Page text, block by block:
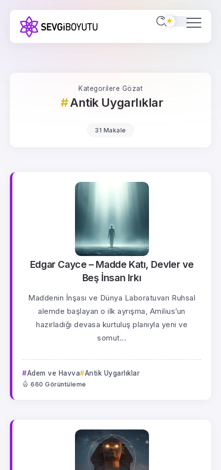
Kategorilere Gözat
Antik Uygarlıklar
31 Makale
Edgar Cayce – Madde Katı, Devler ve
Beş İnsan Irkı
Maddenin İnşası ve Dünya Laboratuvarı Ruhsal
alemde başlayan o ilk ayrışma, Amilius’un
hazırladığı devasa kurtuluş planıyla yeni ve
somut...
Adem ve Havva Antik Uygarlıklar
660 Görüntüleme